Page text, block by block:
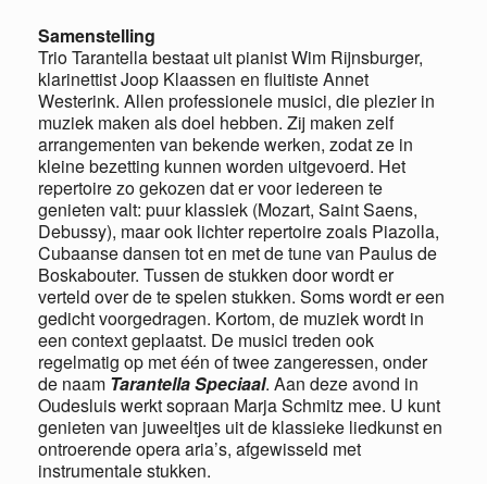
Samenstelling
Trio Tarantella bestaat uit pianist Wim Rijnsburger,
klarinettist Joop Klaassen en fluitiste Annet
Westerink. Allen professionele musici, die plezier in
muziek maken als doel hebben. Zij maken zelf
arrangementen van bekende werken, zodat ze in
kleine bezetting kunnen worden uitgevoerd. Het
repertoire zo gekozen dat er voor iedereen te
genieten valt: puur klassiek (Mozart, Saint Saens,
Debussy), maar ook lichter repertoire zoals Piazolla,
Cubaanse dansen tot en met de tune van Paulus de
Boskabouter. Tussen de stukken door wordt er
verteld over de te spelen stukken. Soms wordt er een
gedicht voorgedragen. Kortom, de muziek wordt in
een context geplaatst. De musici treden ook
regelmatig op met één of twee zangeressen, onder
de naam Tarantella Speciaal. Aan deze avond in
Oudesluis werkt sopraan Marja Schmitz mee. U kunt
genieten van juweeltjes uit de klassieke liedkunst en
ontroerende opera aria’s, afgewisseld met
instrumentale stukken.